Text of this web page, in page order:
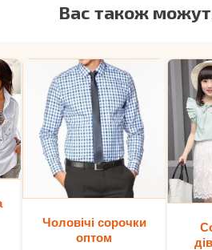
Вас також
Чоловічі сорочки
оптом